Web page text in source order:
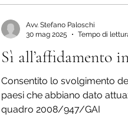
Sì all’affidamento
Consentito lo svolgimento
paesi che abbiano dato
quadro 2008/947/GAI
Avv. Stefano Paloschi
30 mag 2025
Tempo di